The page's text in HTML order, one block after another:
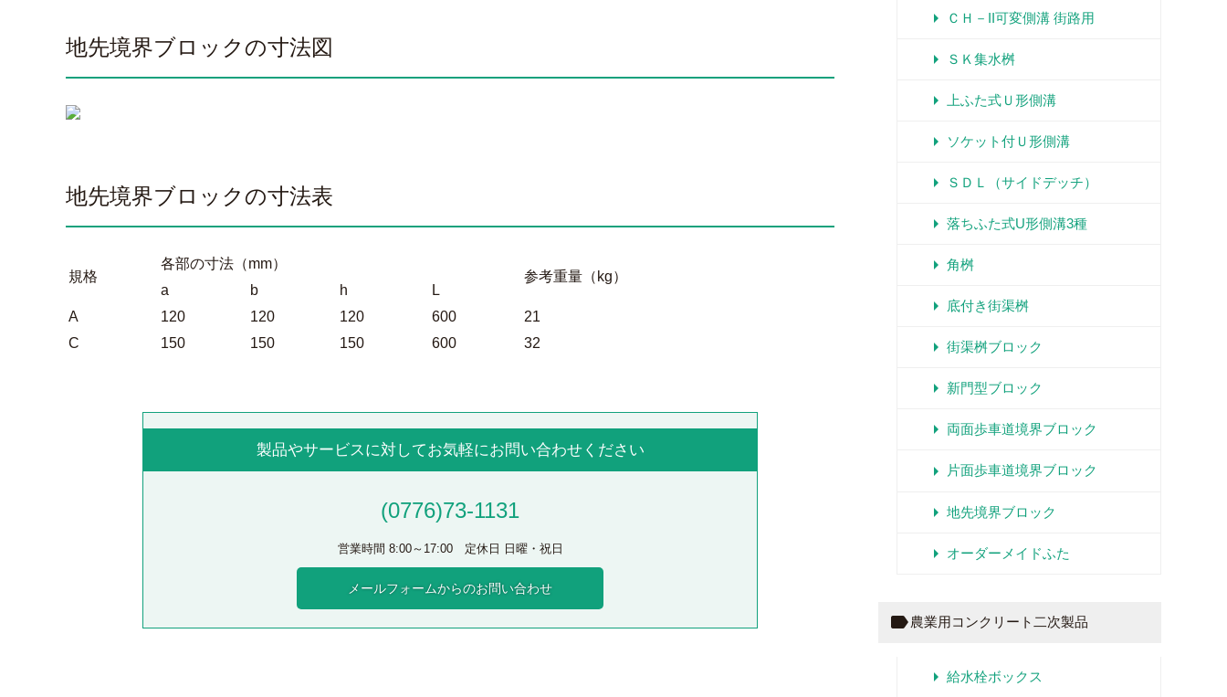
地先境界ブロックの寸法図
地先境界ブロックの寸法表
規格
各部の寸法（mm）
参考重量（kg）
a
b h
L
A
120 120 120 600
21
C
150 150 150 600 32
製品やサービスに対してお気軽にお問い合わせください
(0776)73-1131
営業時間 8:00～17:00 定休日 日曜・祝日
メールフォームからのお問い合わせ
arrow_right ＣＨ－II可変側溝 街路用
arrow_right ＳＫ集水桝
arrow_right 上ふた式Ｕ形側溝
arrow_right ソケット付Ｕ形側溝
arrow_right ＳＤＬ（サイドデッチ）
arrow_right 落ちふた式U形側溝3種
arrow_right 角桝
arrow_right 底付き街渠桝
arrow_right 街渠桝ブロック
arrow_right 新門型ブロック
arrow_right 両面歩車道境界ブロック
arrow_right 片面歩車道境界ブロック
arrow_right 地先境界ブロック
arrow_right オーダーメイドふた
label農業用コンクリート二次製品
arrow_right 給水栓ボックス